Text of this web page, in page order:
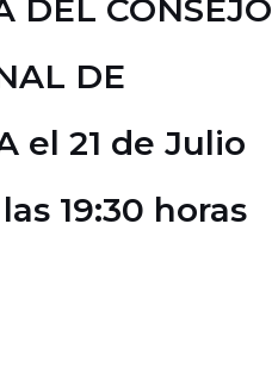
DEL CONSEJO
DE
el 21 de Julio
19:30 horas